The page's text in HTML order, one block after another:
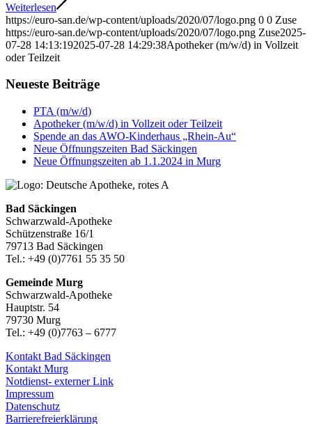
Weiterlesen
https://euro-san.de/wp-content/uploads/2020/07/logo.png 0 0 Zuse
https://euro-san.de/wp-content/uploads/2020/07/logo.png Zuse2025-
07-28 14:13:192025-07-28 14:29:38Apotheker (m/w/d) in Vollzeit
oder Teilzeit
Neueste Beiträge
PTA (m/w/d)
Apotheker (m/w/d) in Vollzeit oder Teilzeit
Spende an das AWO-Kinderhaus „Rhein-Au“
Neue Öffnungszeiten Bad Säckingen
Neue Öffnungszeiten ab 1.1.2024 in Murg
Bad Säckingen
Schwarzwald-Apotheke
Schützenstraße 16/1
79713 Bad Säckingen
Tel.: +49 (0)7761 55 35 50
Gemeinde Murg
Schwarzwald-Apotheke
Hauptstr. 54
79730 Murg
Tel.: +49 (0)7763 – 6777
Kontakt Bad Säckingen
Kontakt Murg
Notdienst- externer Link
Impressum
Datenschutz
Barrierefreierklärung